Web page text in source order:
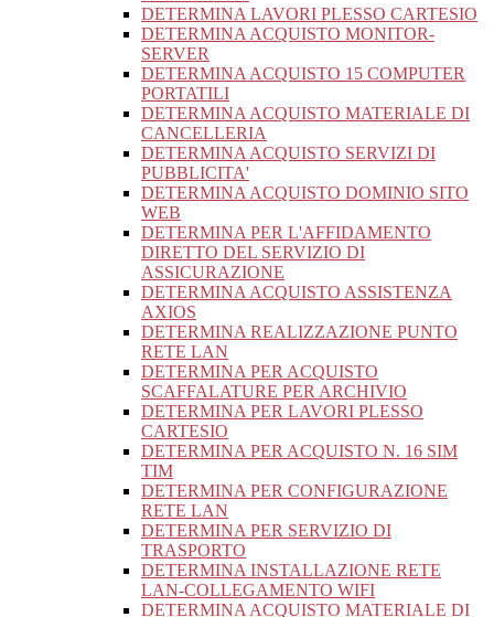
DETERMINA LAVORI PLESSO CARTESIO
DETERMINA ACQUISTO MONITOR-
SERVER
DETERMINA ACQUISTO 15 COMPUTER
PORTATILI
DETERMINA ACQUISTO MATERIALE DI
CANCELLERIA
DETERMINA ACQUISTO SERVIZI DI
PUBBLICITA'
DETERMINA ACQUISTO DOMINIO SITO
WEB
DETERMINA PER L'AFFIDAMENTO
DIRETTO DEL SERVIZIO DI
ASSICURAZIONE
DETERMINA ACQUISTO ASSISTENZA
AXIOS
DETERMINA REALIZZAZIONE PUNTO
RETE LAN
DETERMINA PER ACQUISTO
SCAFFALATURE PER ARCHIVIO
DETERMINA PER LAVORI PLESSO
CARTESIO
DETERMINA PER ACQUISTO N. 16 SIM
TIM
DETERMINA PER CONFIGURAZIONE
RETE LAN
DETERMINA PER SERVIZIO DI
TRASPORTO
DETERMINA INSTALLAZIONE RETE
LAN-COLLEGAMENTO WIFI
DETERMINA ACQUISTO MATERIALE DI